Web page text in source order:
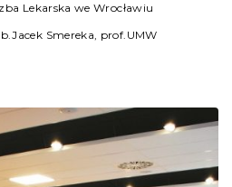
Lekarska we Wrocławiu
Smereka, prof.UMW